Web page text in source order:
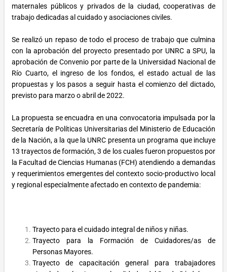
maternales públicos y privados de la ciudad, cooperativas de
trabajo dedicadas al cuidado y asociaciones civiles.
Se realizó un repaso de todo el proceso de trabajo que culmina
con la aprobación del proyecto presentado por UNRC a SPU, la
aprobación de Convenio por parte de la Universidad Nacional de
Río Cuarto, el ingreso de los fondos, el estado actual de las
propuestas y los pasos a seguir hasta el comienzo del dictado,
previsto para marzo o abril de 2022.
La propuesta se encuadra en una convocatoria impulsada por la
Secretaría de Políticas Universitarias del Ministerio de Educación
de la Nación, a la que la UNRC presenta un programa que incluye
13 trayectos de formación, 3 de los cuales fueron propuestos por
la Facultad de Ciencias Humanas (FCH) atendiendo a demandas
y requerimientos emergentes del contexto socio-productivo local
y regional especialmente afectado en contexto de pandemia:
Trayecto para el cuidado integral de niños y niñas.
Trayecto para la Formación de Cuidadores/as de
Personas Mayores.
Trayecto de capacitación general para trabajadores